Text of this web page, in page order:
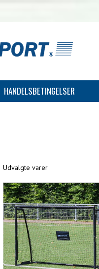
HANDELSBETINGELSER
Udvalgte varer